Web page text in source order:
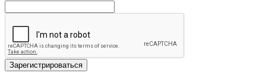
Зарегистрироваться